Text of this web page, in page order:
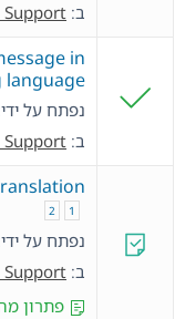
ב: Support
in
language
נפתח על
ב: Support
1
2
נפתח על
ב: Support
פתרון